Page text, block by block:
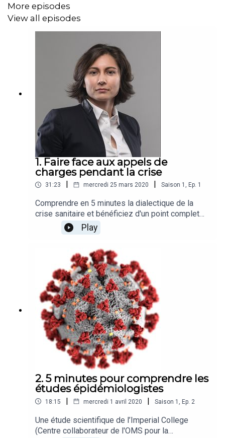
More episodes
View all episodes
1. Faire face aux appels de
charges pendant la crise
31:23 mercredi 25 mars 2020 Saison 1 , Ep. 1
Comprendre en 5 minutes la dialectique de la
crise sanitaire et bénéficiez d'un point complet
sur les souplesses en matière de cotisations
sociales pour les petites entreprises par l'une
sécurité sociale. Par Maître Gaëlle Godard &
Maître David Sabatier
Play
2. 5 minutes pour comprendre les
études épidémiologistes
18:15 | mercredi 1 avril 2020 | Saison 1 Ep. 2
Une étude scientifique de l’Imperial College
(Centre collaborateur de l'OMS pour la